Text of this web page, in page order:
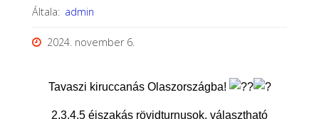
Általa: admin
2024. november 6.
Tavaszi kiruccanás Olaszországba!
2,3,4,5 éjszakás rövidturnusok, választható